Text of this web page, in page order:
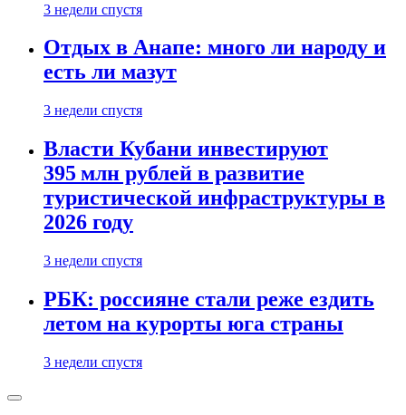
3 недели спустя
Отдых в Анапе: много ли народу и
есть ли мазут
3 недели спустя
Власти Кубани инвестируют
395 млн рублей в развитие
туристической инфраструктуры в
2026 году
3 недели спустя
РБК: россияне стали реже ездить
летом на курорты юга страны
3 недели спустя